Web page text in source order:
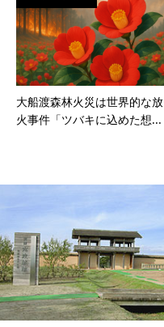
大船渡森林火災は世界的な放
火事件「ツバキに込めた想...